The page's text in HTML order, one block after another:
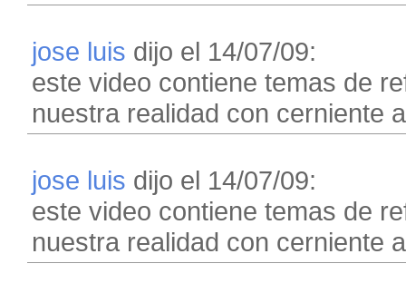
jose luis dijo el 14/07/09:
este video contiene temas de
nuestra realidad con cerniente
jose luis dijo el 14/07/09:
este video contiene temas de
nuestra realidad con cerniente